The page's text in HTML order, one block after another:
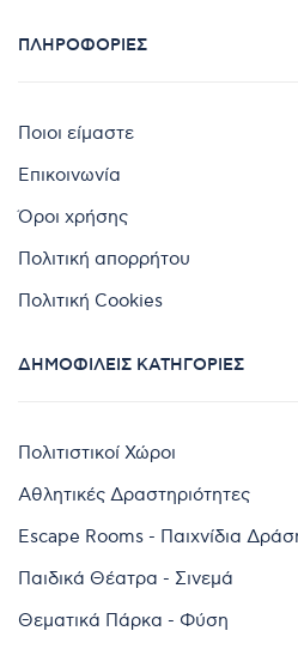
ΠΛΗΡΟΦΟΡΊΕΣ
Ποιοι είμαστε
Επικοινωνία
Όροι χρήσης
Πολιτική απορρήτου
Πολιτική Cookies
ΔΗΜΟΦΙΛΕΊΣ ΚΑΤΗΓΟΡΊΕΣ
Πολιτιστικοί Χώροι
Αθλητικές Δραστηριότητες
Escape Rooms - Παιχνίδια
Παιδικά Θέατρα - Σινεμά
Θεματικά Πάρκα - Φύση